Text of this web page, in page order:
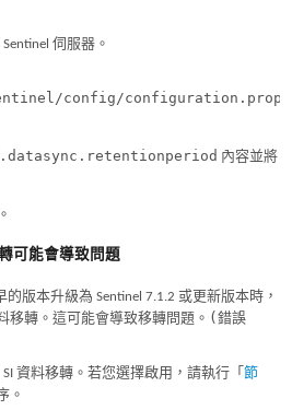
伺服器。
config/
內容並將
可能會導致問題
的版本升級為 Sentinel 7.1.2 或更新版本時，
移轉。這可能會導致移轉問題。 (錯誤
SI 資料移轉。若您選擇啟用，請執行「節
。